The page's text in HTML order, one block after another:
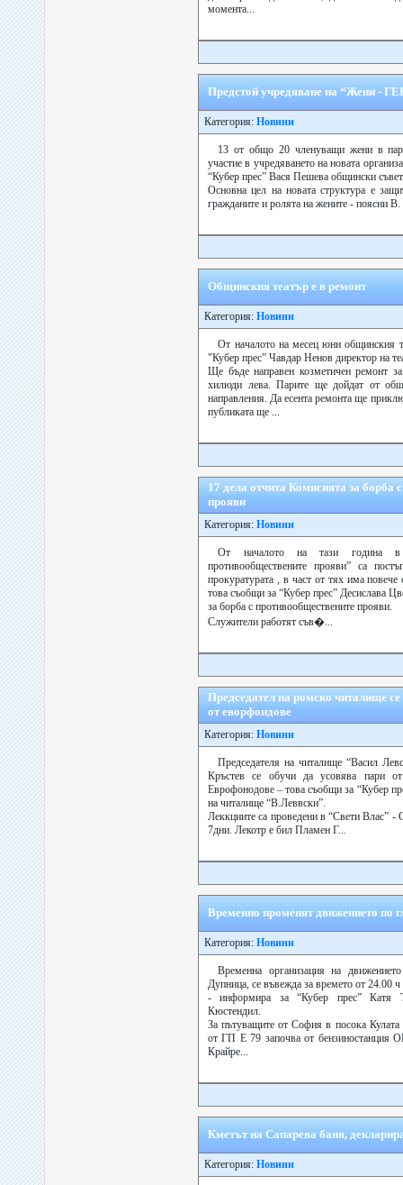
момента...
Предстой учредяване на “Жени -
Категория: Новини
13 от общо 20 членуващи жени в
участие в учредяването на новата
“Кубер прес” Вася Пешева общински
Основна цел на новата структура е
гражданите и ролята на жените - поясни
Общинския театър е в ремонт
Категория: Новини
От началото на месец юни общинския
"Кубер прес” Чавдар Ненов директор на
Ще бъде направен козметичен ремонт
хилюди лева. Парите ще дойдат от
направления. Да есента ремонта ще
публиката ще ...
17 дела отчита Комисията за борба
прояви
Категория: Новини
От началото на тази година
противообществените прояви” са
прокуратурата , в част от тях има
това съобщи за “Кубер прес” Десислава
за борба с противообществените прояви.
Служители работят съв�...
Председател на ромско читалище
от еворфондове
Категория: Новини
Председателя на читалище “Васил
Кръстев се обучи да усовява пари
Еврофонодове – това съобщи за “Кубер
на читалище “В.Леввски”.
Леккциите са проведени в “Свети Влас”
7дни. Лекотр е бил Пламен Г...
Временно променят движението по
Категория: Новини
Временна организация на
Дупница, се въвежда за времето от 24.00
- информира за “Кубер прес” Катя
Кюстендил.
За пътуващите от София в посока Кулата
от ГП Е 79 започва от бензиностанция
Крайре...
Кметът на Сапарева баня,
Категория: Новини